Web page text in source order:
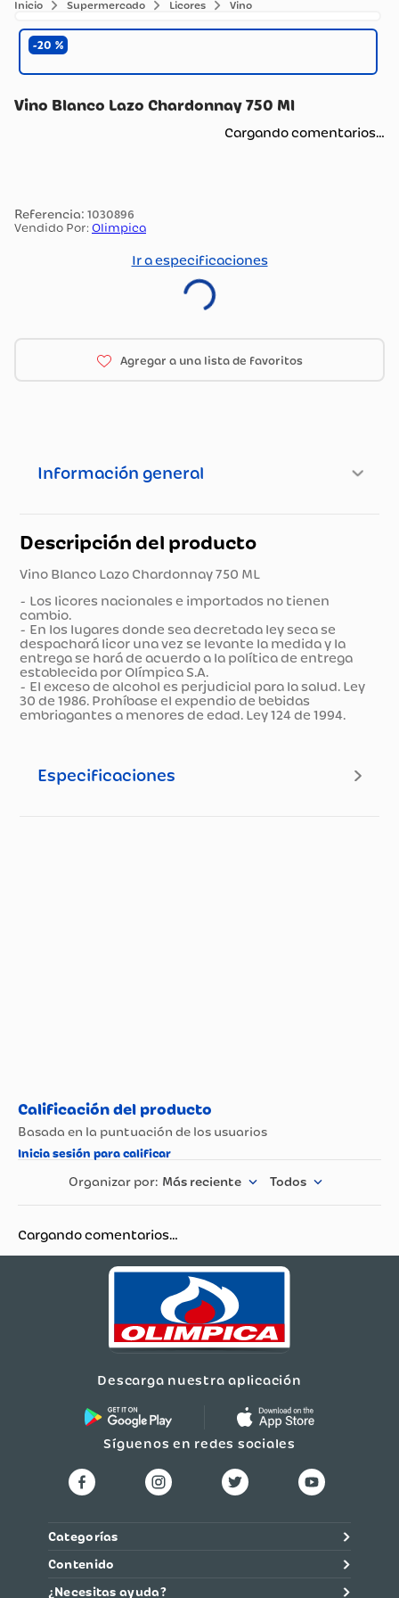
Supermercado Licores Vino
20
Vino Blanco Lazo Chardonnay 750 Ml
Cargando comentarios…
: 1030896
Vendido Por: Olimpica
Ir a especificaciones
Información general
Descripción del producto
Vino Blanco Lazo Chardonnay 750 ML
- Los licores nacionales e importados no tienen
cambio.
- En los lugares donde sea decretada ley seca se
despachará licor una vez se levante la medida y la
entrega se hará de acuerdo a la política de entrega
establecida por Olímpica S.A.
- El exceso de alcohol es perjudicial para la salud. Ley
30 de 1986. Prohíbase el expendio de bebidas
embriagantes a menores de edad. Ley 124 de 1994.
Especificaciones
Más reciente Todos
Cargando comentarios…
Descarga nuestra aplicación
Síguenos en redes sociales
Categorías
Contenido
¿Necesitas ayuda?